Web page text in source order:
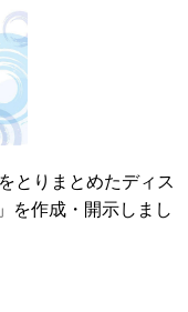
とりまとめたディス
を作成・開示しまし